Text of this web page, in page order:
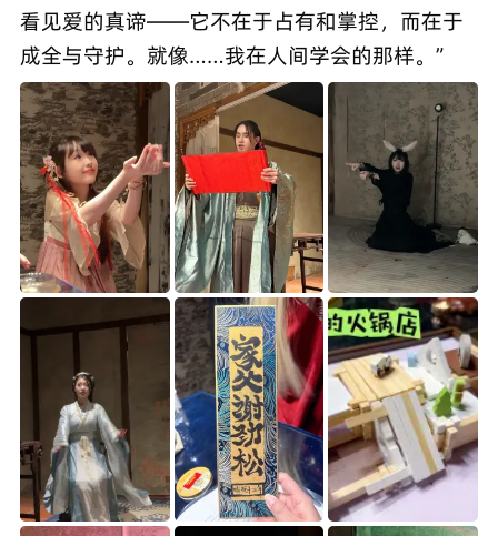
看见爱的真谛——它不在于占有和掌控，而在于
成全与守护。就像……我在人间学会的那样。”